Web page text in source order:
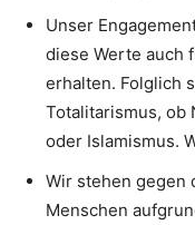
Unser
diese Werte auch
erhalten. Folglich
Totalitarismus, ob
oder Islamismus.
Wir stehen gegen
Menschen